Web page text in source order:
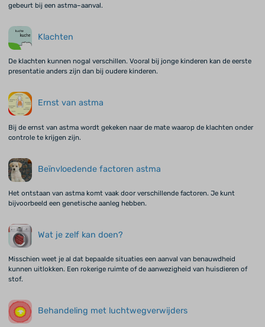
gebeurt bij een astma–aanval.
Klachten
De klachten kunnen nogal verschillen. Vooral bij jonge kinderen kan de eerste
presentatie anders zijn dan bij oudere kinderen.
Ernst van astma
Bij de ernst van astma wordt gekeken naar de mate waarop de klachten onder
controle te krijgen zijn.
Beïnvloedende factoren astma
Het ontstaan van astma komt vaak door verschillende factoren. Je kunt
bijvoorbeeld een genetische aanleg hebben.
Wat je zelf kan doen?
Misschien weet je al dat bepaalde situaties een aanval van benauwdheid
kunnen uitlokken. Een rokerige ruimte of de aanwezigheid van huisdieren of
stof.
Behandeling met luchtwegverwijders